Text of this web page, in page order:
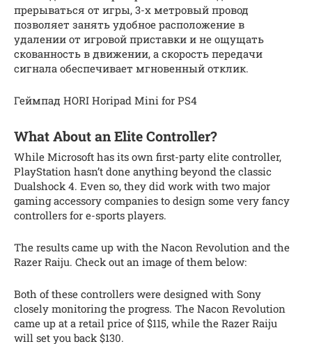
прерываться от игры, 3-х метровый провод
позволяет занять удобное расположение в
удалении от игровой приставки и не ощущать
скованность в движении, а скорость передачи
сигнала обеспечивает мгновенный отклик.
Геймпад HORI Horipad Mini for PS4
What About an Elite Controller?
While Microsoft has its own first-party elite controller,
PlayStation hasn’t done anything beyond the classic
Dualshock 4. Even so, they did work with two major
gaming accessory companies to design some very fancy
controllers for e-sports players.
The results came up with the Nacon Revolution and the
Razer Raiju. Check out an image of them below:
Both of these controllers were designed with Sony
closely monitoring the progress. The Nacon Revolution
came up at a retail price of $115, while the Razer Raiju
will set you back $130.